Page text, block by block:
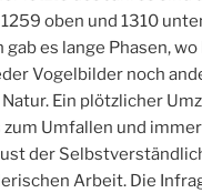
oben und 1310
es lange Phasen,
Vogelbilder noch
Ein plötzlicher
zum Umfallen und
der
Arbeit. Die